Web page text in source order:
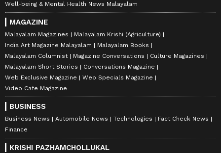
Well-being & Mental Health News Malayalam
MAGAZINE
Malayalam Magazines
Malayalam Krishi (Agriculture)
India Art Magazine Malayalam
Malayalam Books
Malayalam Columnist
Magazine Conversations
Culture Magazines
Malayalam Short Stories
Conversations Magazine
Web Exclusive Magazine
Web Specials Magazine
Video Cafe Magazine
BUSINESS
Business News Automobile News Technologies
Fact Check News
Finance
KRISHI PAZHAMCHOLLUKAL